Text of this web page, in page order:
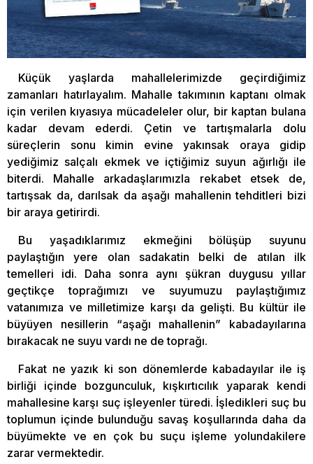
Küçük yaşlarda mahallelerimizde geçirdiğimiz
zamanları hatırlayalım. Mahalle takımının kaptanı olmak
için verilen kıyasıya mücadeleler olur, bir kaptan bulana
kadar devam ederdi. Çetin ve tartışmalarla dolu
süreçlerin sonu kimin evine yakınsak oraya gidip
yediğimiz salçalı ekmek ve içtiğimiz suyun ağırlığı ile
biterdi. Mahalle arkadaşlarımızla rekabet etsek de,
tartışsak da, darılsak da aşağı mahallenin tehditleri bizi
bir araya getirirdi.
Bu yaşadıklarımız ekmeğini bölüşüp suyunu
paylaştığın yere olan sadakatin belki de atılan ilk
temelleri idi. Daha sonra aynı şükran duygusu yıllar
geçtikçe toprağımızı ve suyumuzu paylaştığımız
vatanımıza ve milletimize karşı da gelişti. Bu kültür ile
büyüyen nesillerin “aşağı mahallenin” kabadayılarına
bırakacak ne suyu vardı ne de toprağı.
Fakat ne yazık ki son dönemlerde kabadayılar ile iş
birliği içinde bozgunculuk, kışkırtıcılık yaparak kendi
mahallesine karşı suç işleyenler türedi. İşledikleri suç bu
toplumun içinde bulunduğu savaş koşullarında daha da
büyümekte ve en çok bu suçu işleme yolundakilere
zarar vermektedir.